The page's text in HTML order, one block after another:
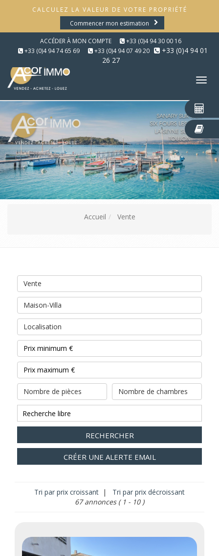
CALCULEZ LA VALEUR DE VOTRE PROPRIÉTÉ
Commencer mon estimation
ACCÉDER À MON COMPTE
+33 (0)4 94 30 00 16
+33 (0)4 94 74 65 69
+33 (0)4 94 07 49 20
+33 (0)4 94 01
26 27
Accueil Vente
Vente
Maison-Villa
Localisation
Nombre de pièces Nombre de chambres
RECHERCHER
CRÉER UNE ALERTE EMAIL
Tri par prix croissant |
Tri par prix décroissant
67 annonces ( 1 - 10 )